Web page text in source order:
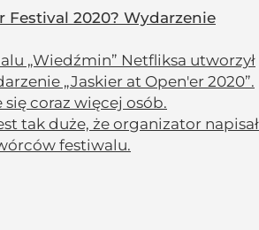
Festival 2020? Wydarzenie
„Wiedźmin” Netfliksa utworzył
„Jaskier at Open'er 2020”.
coraz więcej osób.
tak duże, że organizator napisał
festiwalu.